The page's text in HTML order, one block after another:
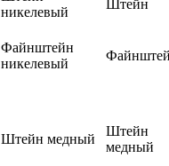
никелевый
Штейн
Файнштейн
никелевый
Штейн медный
Штейн
медный